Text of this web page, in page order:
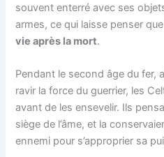
souvent enterré avec ses
armes, ce qui laisse penser
vie après la mort.
Pendant le second âge du fer,
ravir la force du guerrier, les
avant de les ensevelir. Ils
siège de l’âme, et la
ennemi pour s’approprier sa